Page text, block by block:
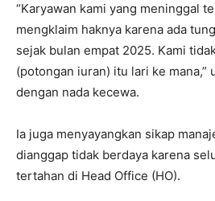
“Karyawan kami yang meninggal
mengklaim haknya karena ada
sejak bulan empat 2025. Kami
(potongan iuran) itu lari ke mana,”
dengan nada kecewa.
Ia juga menyayangkan sikap
dianggap tidak berdaya karena
tertahan di Head Office (HO).